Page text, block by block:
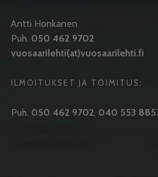
Antti Honkanen
Puh. 050 462 9702
vuosaarilehti(at)vuosaarilehti.fi
ILMOITUKSET JA TOIMITUS:
Puh. 050 462 9702, 040 553